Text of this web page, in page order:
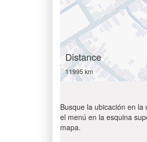
Distance
11995 km
Busque la ubicación en
el menú en la esquina
mapa.